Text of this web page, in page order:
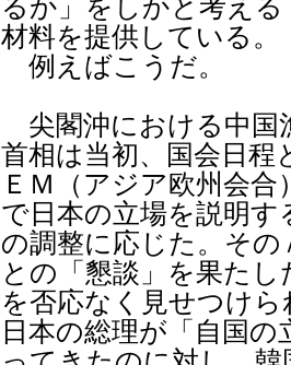
るか」をしかと考え
材料を提供している。
例えばこうだ。
尖閣沖における中国
首相は当初、国会日程
ＥＭ（アジア欧州会
で日本の立場を説明
の調整に応じた。その
との「懇談」を果た
を否応なく見せつけ
日本の総理が「自国